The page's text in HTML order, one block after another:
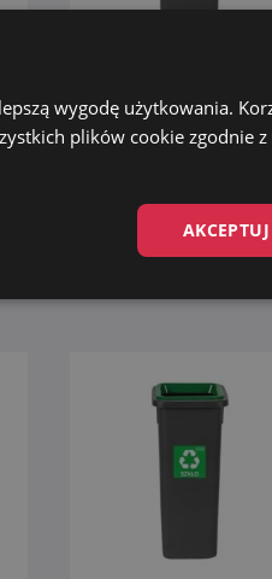
Kosz FITBIN do
śmieci 20L PET
Dodaj do koszyka
wygodę użytkowania.
plików cookie zgodnie